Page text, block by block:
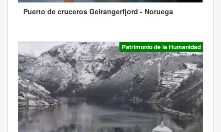
Puerto de cruceros Geirangerfjord - Noruega
Patrimonio de la Humanidad